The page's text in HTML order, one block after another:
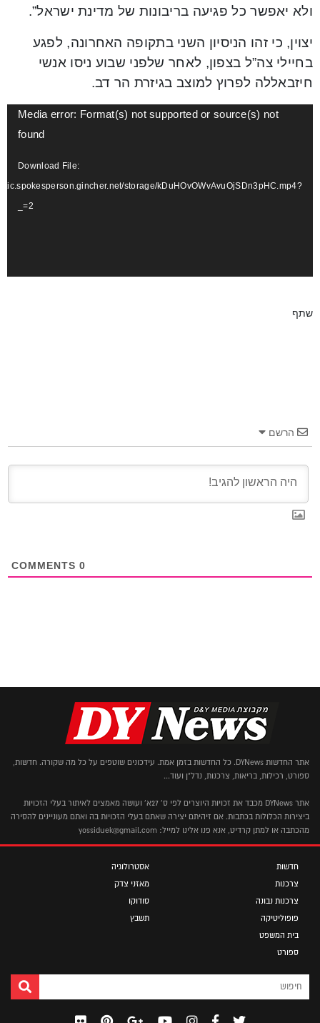
ולא יאפשר כל פגיעה בריבונות של מדינת ישראל”.
יצוין, כי זהו הניסיון השני בתקופה האחרונה, לפגע
בחיילי צה”ל בצפון, לאחר שלפני שבוע ניסו אנשי
חיזבאללה לפרוץ למוצב בגיזרת הר דב.
Video
Media error: Format(s) not supported or source(s) not
found
Download File:
storage/kDuHOvOWvAvuOjSDn3pHC.mp4?
_=2
שתף
הרשם
0
אתר החדשות DYNews. כל החדשות בזמן אמת. עידכונים שוטפים על כל מה שקורה. חדשות,
ספורט, רכילות, בריאות, צרכנות, נדל"ן ועוד...
אתר DYNews מכבד את זכויות היוצרים לפי ס' 27א' ועושה מאמצים לאיתור בעלי הזכויות
ביצירות הכלולות בכתבות. אם זיהיתם יצירה שאתם בעלי הזכויות בה ואתם מעוניינים להסירה
מהכתבה או למתן קרדיט, אנא פנו אלינו למייל: yossiduek@gmail.com
חדשות
צרכנות
צרכנות נבונה
פופוליטיקה
בית המשפט
ספורט
אסטרולוגיה
מאזני צדק
סודוקו
תשבץ